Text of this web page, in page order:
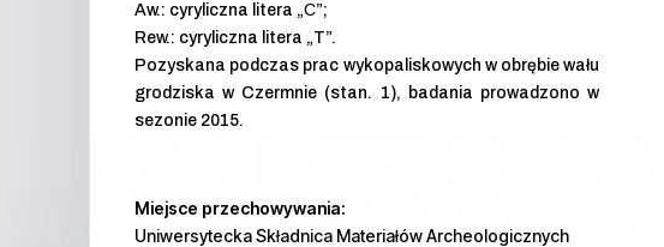
Aw.: cyryliczna litera „С”;
Rew.: cyryliczna litera „T”.
Pozyskana podczas prac wykopaliskowych w obrębie wału
grodziska w Czermnie (stan. 1), badania prowadzono w
sezonie 2015.
Miejsce przechowywania:
Uniwersytecka Składnica Materiałów Archeologicznych